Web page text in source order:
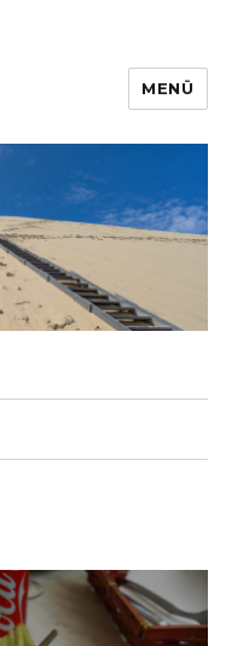
MENÜ